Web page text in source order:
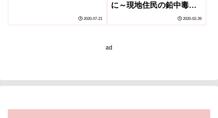
2020-07-21
に～現地住民の鉛中毒に
よる健康被害解明に期待
～
2020-02-26
ad